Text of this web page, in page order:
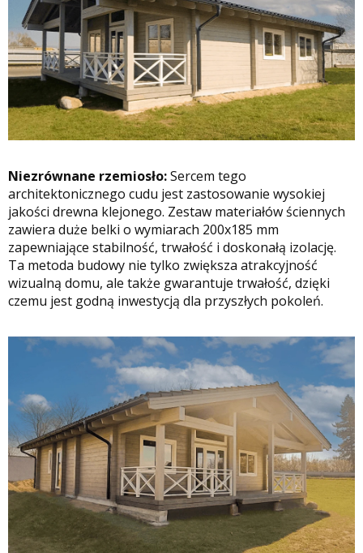
Niezrównane rzemiosło:Sercem tego
architektonicznego cudu jest zastosowanie wysokiej
jakości drewna klejonego. Zestaw materiałów ściennych
zawiera duże belki o wymiarach 200x185 mm
zapewniające stabilność, trwałość i doskonałą izolację.
Ta metoda budowy nie tylko zwiększa atrakcyjność
wizualną domu, ale także gwarantuje trwałość, dzięki
czemu jest godną inwestycją dla przyszłych pokoleń.